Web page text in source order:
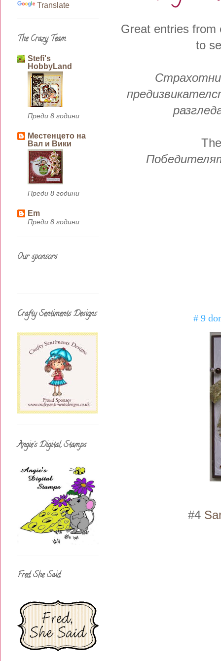
Great entries from
to
Страхотни
# 9
#4
Translate
The Crazy Team
Stefi's
HobbyLand
Преди 8 години
Местенцето на
Вал и Вики
Преди 8 години
Em
Преди 8 години
Our sponsors
Crafty Sentiments Designs
Angie's Digital Stamps
Fred She Said